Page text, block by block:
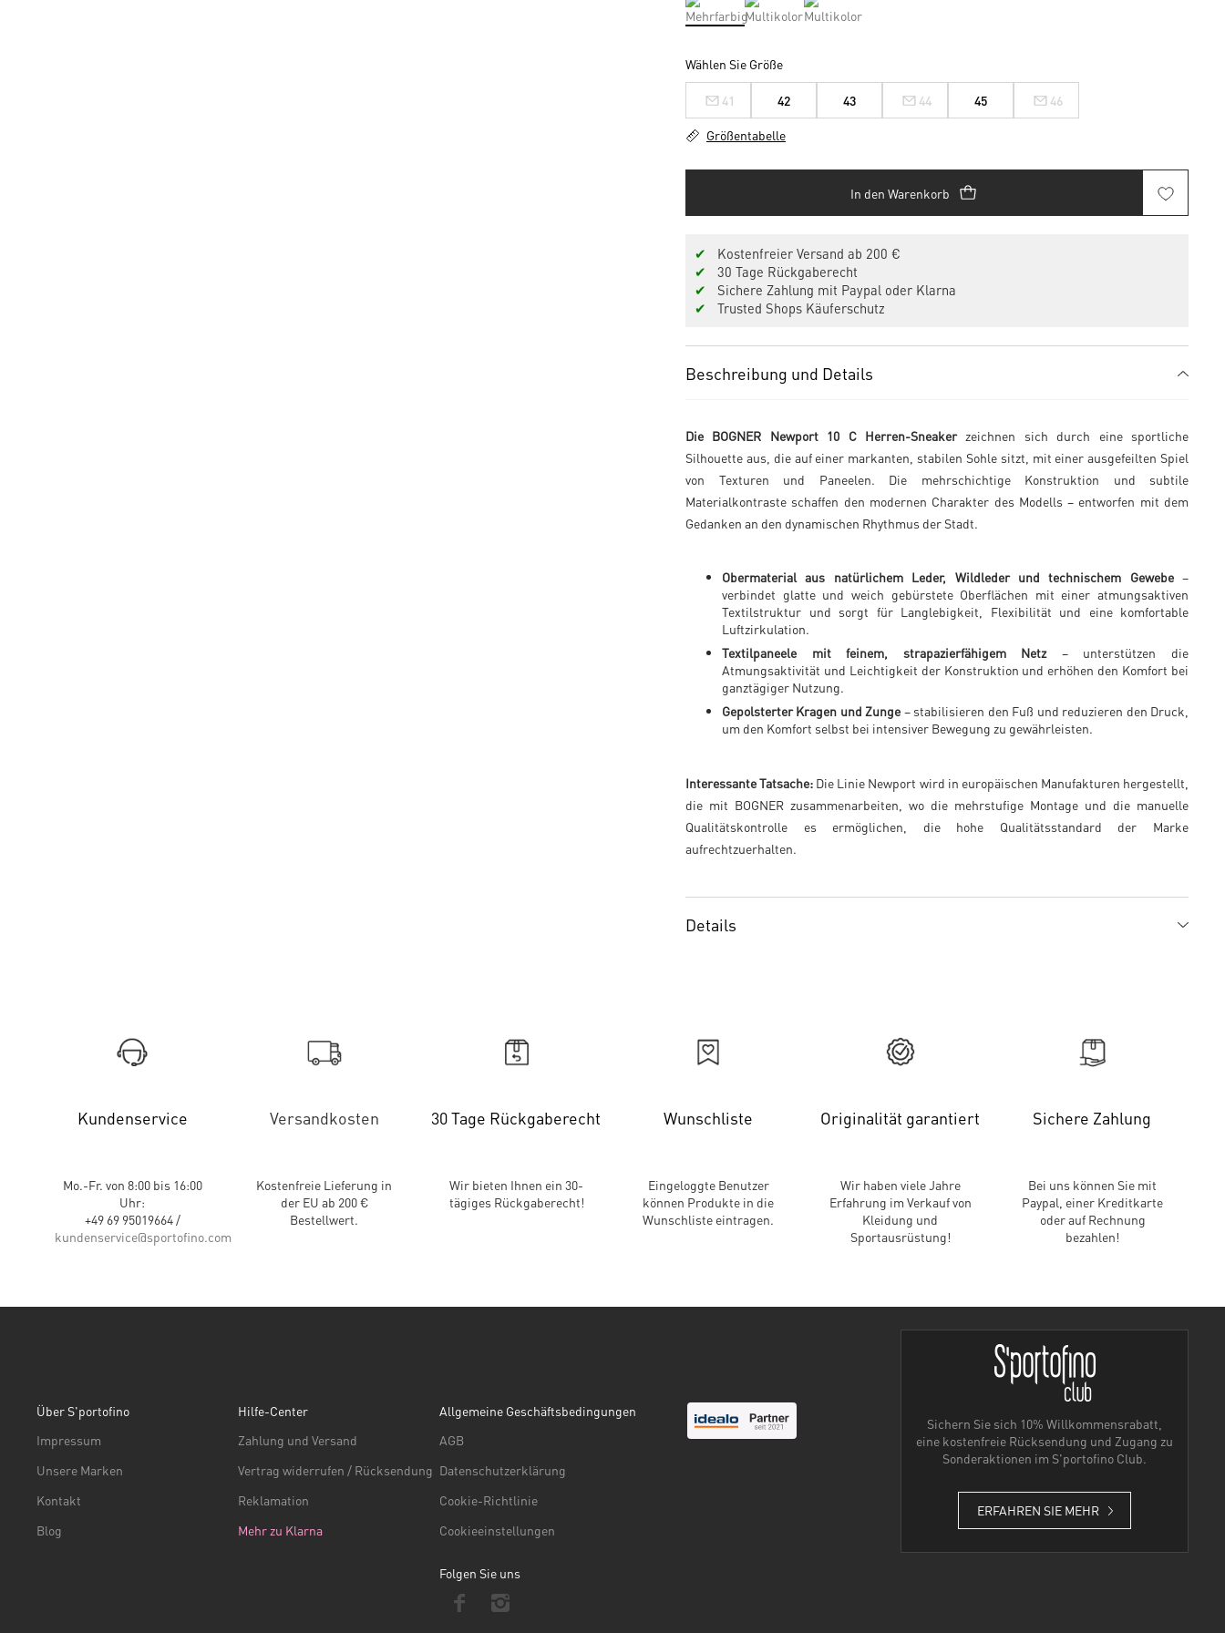
Wählen Sie Größe
41 42 43 44 45 46
Größentabelle
In den Warenkorb
✔
Kostenfreier Versand ab 200 €
✔
30 Tage Rückgaberecht
✔
Sichere Zahlung mit Paypal oder Klarna
✔
Trusted Shops Käuferschutz
Beschreibung und Details
Die BOGNER Newport 10 C Herren-Sneakerzeichnen sich durch eine sportliche
Silhouette aus, die auf einer markanten, stabilen Sohle sitzt, mit einer ausgefeilten Spiel
von Texturen und Paneelen. Die mehrschichtige Konstruktion und subtile
Materialkontraste schaffen den modernen Charakter des Modells – entworfen mit dem
Gedanken an den dynamischen Rhythmus der Stadt.
Obermaterial aus natürlichem Leder, Wildleder und technischem Gewebe–
verbindet glatte und weich gebürstete Oberflächen mit einer atmungsaktiven
Textilstruktur und sorgt für Langlebigkeit, Flexibilität und eine komfortable
Luftzirkulation.
Textilpaneele mit feinem, strapazierfähigem Netz– unterstützen die
Atmungsaktivität und Leichtigkeit der Konstruktion und erhöhen den Komfort bei
ganztägiger Nutzung.
Gepolsterter Kragen und Zunge – stabilisieren den Fuß und reduzieren den Druck,
um den Komfort selbst bei intensiver Bewegung zu gewährleisten.
Interessante Tatsache: Die Linie Newport wird in europäischen Manufakturen hergestellt,
die mit BOGNER zusammenarbeiten, wo die mehrstufige Montage und die manuelle
Qualitätskontrolle es ermöglichen, die hohe Qualitätsstandard der Marke
aufrechtzuerhalten.
Details
Kundenservice
Mo.-Fr. von 8:00 bis 16:00
Uhr:
+49 69 95019664 /
kundenservice@sportofino.com
Versandkosten
Kostenfreie Lieferung in
der EU ab 200 €
Bestellwert.
30 Tage Rückgaberecht
Wir bieten Ihnen ein 30-
tägiges Rückgaberecht!
Wunschliste
Eingeloggte Benutzer
können Produkte in die
Wunschliste eintragen.
Originalität garantiert
Wir haben viele Jahre
Erfahrung im Verkauf von
Kleidung und
Sportausrüstung!
Sichere Zahlung
Bei uns können Sie mit
Paypal, einer Kreditkarte
oder auf Rechnung
bezahlen!
Sichern Sie sich 10% Willkommensrabatt,
eine kostenfreie Rücksendung und Zugang zu
Sonderaktionen im S'portofino Club.
ERFAHREN SIE MEHR
Über S'portofino
Impressum
Unsere Marken
Kontakt
Blog
Hilfe-Center
Zahlung und Versand
Vertrag widerrufen / Rücksendung
Reklamation
Mehr zu Klarna
Allgemeine Geschäftsbedingungen
AGB
Datenschutzerklärung
Cookie-Richtlinie
Cookieeinstellungen
Folgen Sie uns